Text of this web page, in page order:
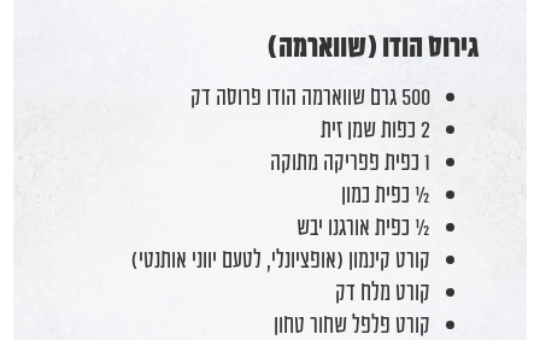
גירוס הודו (שווארמה)
500 גרם שווארמה הודו פרוסה דק
2 כפות שמן זית
1 כפית פפריקה מתוקה
½ כפית כמון
½ כפית אורגנו יבש
קורט קינמון (אופציונלי, לטעם יווני אותנטי)
קורט מלח דק
קורט פלפל שחור טחון